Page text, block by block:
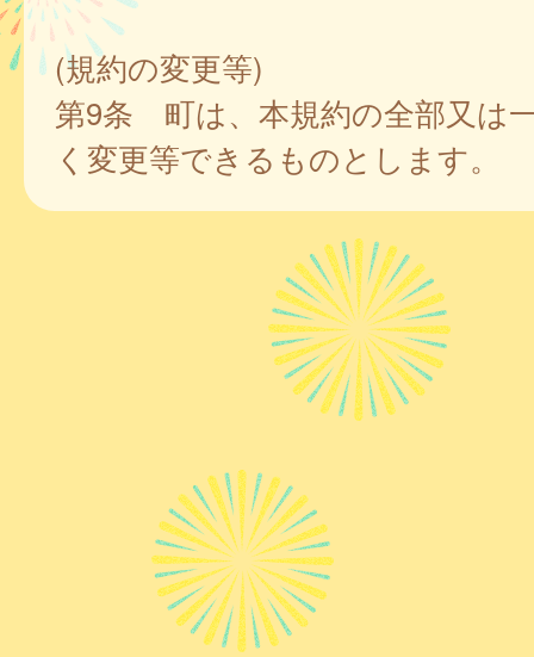
(規約の変更等)
第9条 町は、本規約の全部又は
く変更等できるものとします。